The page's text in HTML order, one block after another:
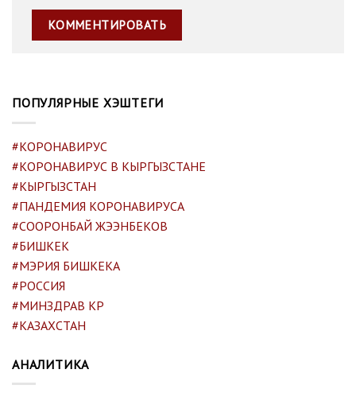
ПОПУЛЯРНЫЕ ХЭШТЕГИ
#КОРОНАВИРУС
#КОРОНАВИРУС В КЫРГЫЗСТАНЕ
#КЫРГЫЗСТАН
#ПАНДЕМИЯ КОРОНАВИРУСА
#СООРОНБАЙ ЖЭЭНБЕКОВ
#БИШКЕК
#МЭРИЯ БИШКЕКА
#РОССИЯ
#МИНЗДРАВ КР
#КАЗАХСТАН
АНАЛИТИКА